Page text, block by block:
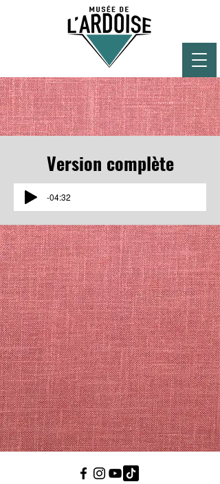
Version complète
-04:32